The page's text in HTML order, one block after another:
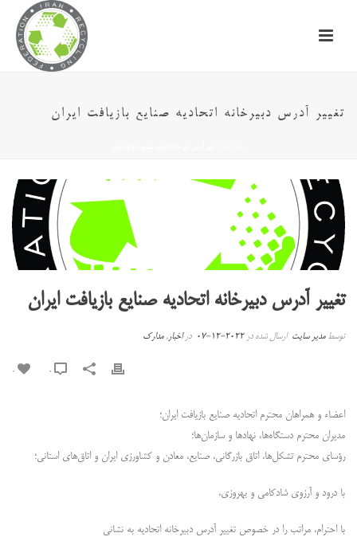
تغییر آدرس دبیرخانه اتحادیه صنایع بازیافت ایران
تغییر آدرس دبیرخانه اتحادیه صنایع بازیافت ایران
توسطمدیر سایت ارسال شده در2022-12-07 دراخبار,مدارک
0
اعضاء و همراهان محترم اتحادیه صنایع بازیافت ایران؛
مدیران محترم دستگاه‌ها، نهادها و سازمان‌ها؛
رؤسای محترم تشکل‌ها، اتاق بازرگانی، صنایع، معادن و کشاورزی ایران و اتاق‌های استانی؛
با درود و آرزوی شادکامی و بهروزی،
با احترام، مراتب را در خصوص تغییر آدرس دبیرخانه اتحادیه به نشانی